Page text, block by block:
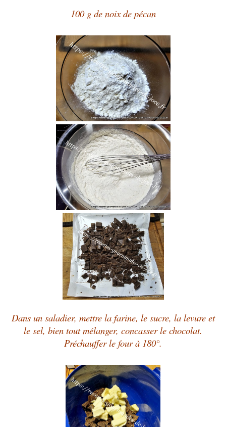
100 g de noix de pécan
Dans un saladier, mettre la farine, le sucre, la levure et
le sel, bien tout mélanger, concasser le chocolat.
Préchauffer le four à 180°.